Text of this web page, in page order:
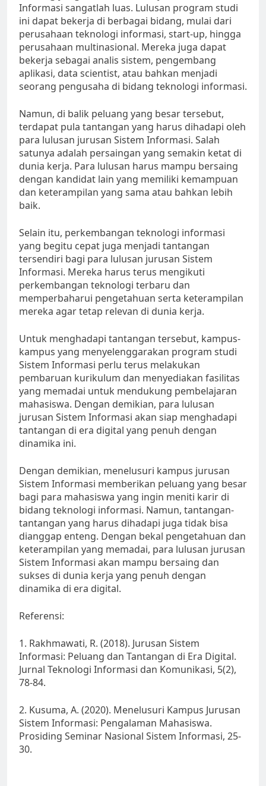
Informasi sangatlah luas. Lulusan program studi
ini dapat bekerja di berbagai bidang, mulai dari
perusahaan teknologi informasi, start-up, hingga
perusahaan multinasional. Mereka juga dapat
bekerja sebagai analis sistem, pengembang
aplikasi, data scientist, atau bahkan menjadi
seorang pengusaha di bidang teknologi informasi.
Namun, di balik peluang yang besar tersebut,
terdapat pula tantangan yang harus dihadapi oleh
para lulusan jurusan Sistem Informasi. Salah
satunya adalah persaingan yang semakin ketat di
dunia kerja. Para lulusan harus mampu bersaing
dengan kandidat lain yang memiliki kemampuan
dan keterampilan yang sama atau bahkan lebih
baik.
Selain itu, perkembangan teknologi informasi
yang begitu cepat juga menjadi tantangan
tersendiri bagi para lulusan jurusan Sistem
Informasi. Mereka harus terus mengikuti
perkembangan teknologi terbaru dan
memperbaharui pengetahuan serta keterampilan
mereka agar tetap relevan di dunia kerja.
Untuk menghadapi tantangan tersebut, kampus-
kampus yang menyelenggarakan program studi
Sistem Informasi perlu terus melakukan
pembaruan kurikulum dan menyediakan fasilitas
yang memadai untuk mendukung pembelajaran
mahasiswa. Dengan demikian, para lulusan
jurusan Sistem Informasi akan siap menghadapi
tantangan di era digital yang penuh dengan
dinamika ini.
Dengan demikian, menelusuri kampus jurusan
Sistem Informasi memberikan peluang yang besar
bagi para mahasiswa yang ingin meniti karir di
bidang teknologi informasi. Namun, tantangan-
tantangan yang harus dihadapi juga tidak bisa
dianggap enteng. Dengan bekal pengetahuan dan
keterampilan yang memadai, para lulusan jurusan
Sistem Informasi akan mampu bersaing dan
sukses di dunia kerja yang penuh dengan
dinamika di era digital.
Referensi:
1. Rakhmawati, R. (2018). Jurusan Sistem
Informasi: Peluang dan Tantangan di Era Digital.
Jurnal Teknologi Informasi dan Komunikasi, 5(2),
78-84.
2. Kusuma, A. (2020). Menelusuri Kampus Jurusan
Sistem Informasi: Pengalaman Mahasiswa.
Prosiding Seminar Nasional Sistem Informasi, 25-
30.